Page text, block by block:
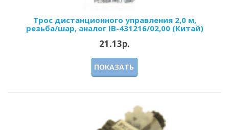
Трос дистанционного управления 2,0 м,
резьба/шар, аналог IB-431216/02,00 (Китай)
21.13р.
ПОКАЗАТЬ